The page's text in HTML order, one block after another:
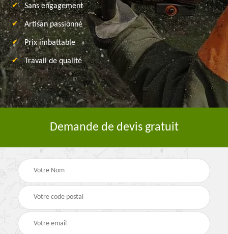
Sans engagement
Artisan passionné
Prix imbattable
Travail de qualité
Demande de devis gratuit